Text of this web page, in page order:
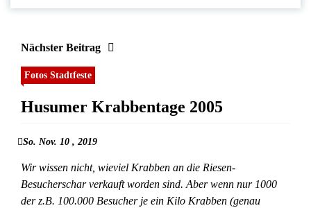
Nächster Beitrag
Fotos Stadtfeste
Husumer Krabbentage 2005
So. Nov. 10 , 2019
Wir wissen nicht, wieviel Krabben an die Riesen-
Besucherschar verkauft worden sind. Aber wenn nur 1000
der z.B. 100.000 Besucher je ein Kilo Krabben (genau